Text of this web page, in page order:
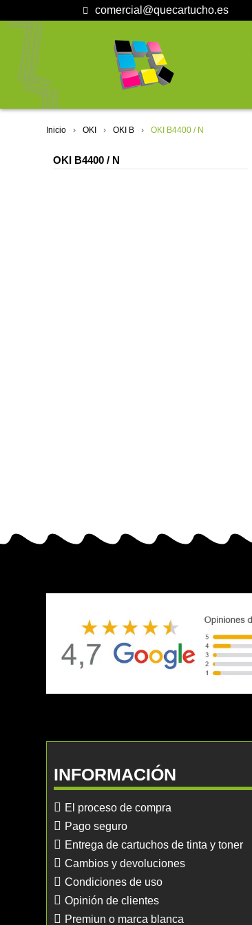
comercial@quecartucho.es
Inicio OKI OKI B OKI B4400 / N
OKI B4400 / N
INFORMACIÓN
El proceso de compra
Pago seguro
Entrega de cartuchos de tinta y toner
Cambios y devoluciones
Condiciones de uso
Opinión de clientes
Premiun o marca blanca